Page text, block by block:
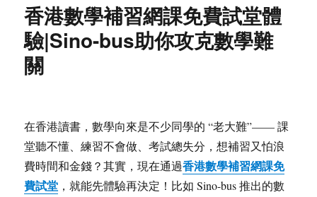
香港數學補習網課免費試堂體
驗|Sino-bus助你攻克數學難
關
在香港讀書，數學向來是不少同學的 “老大難”—— 課
堂聽不懂、練習不會做、考試總失分，想補習又怕浪
費時間和金錢？其實，現在通過香港數學補習網課免
費試堂 ，就能先體驗再決定！比如 Sino-bus 推出的數